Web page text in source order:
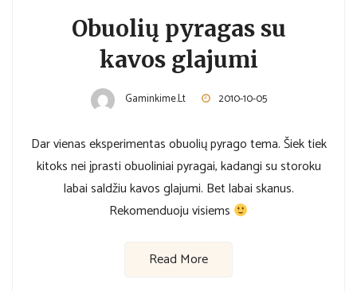
Obuolių pyragas su
kavos glajumi
Gaminkime.lt 2010-10-05
Dar vienas eksperimentas obuolių pyrago tema. Šiek tiek
kitoks nei įprasti obuoliniai pyragai, kadangi su storoku
labai saldžiu kavos glajumi. Bet labai skanus.
Rekomenduoju visiems
Read More